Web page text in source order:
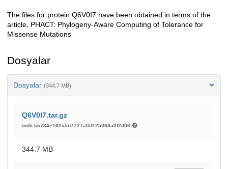
Açıklama
The files for protein Q6V0I7 have been obtained in terms of the
article, PHACT: Phylogeny-Aware Computing of Tolerance for
Missense Mutations
Dosyalar
Dosyalar (344.7 MB)
Q6V0I7.tar.gz
md5:5b734e162c5d7727a0d125068a3f2d06
344.7 MB